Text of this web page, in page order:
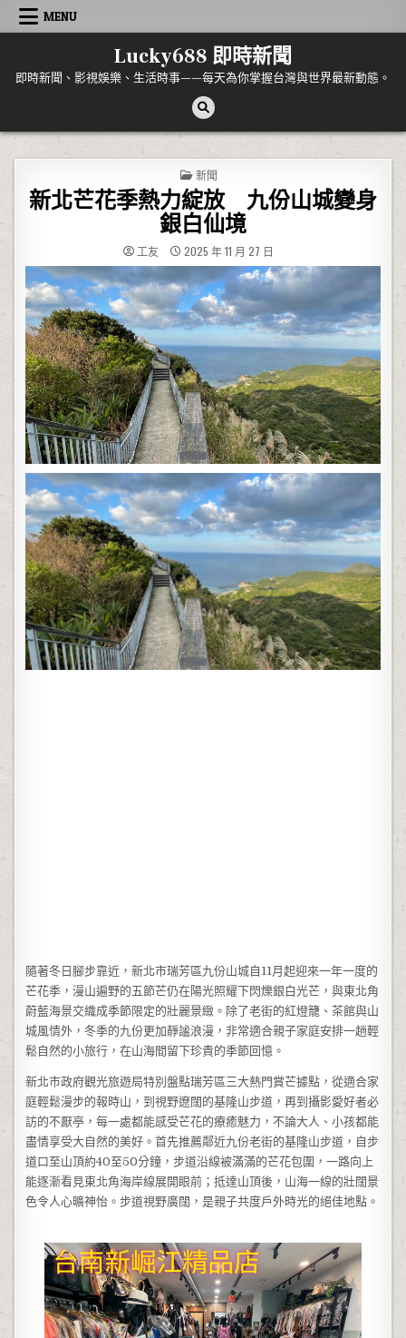
Skip to content
MENU
Lucky688 即時新聞
即時新聞、影視娛樂、生活時事——每天為你掌握台灣與世界最新動態。
POSTED IN
新聞
新北芒花季熱力綻放 九份山城變身
銀白仙境
工友 2025 年 11 月 27 日
隨著冬日腳步靠近，新北市瑞芳區九份山城自11月起迎來一年一度的
芒花季，漫山遍野的五節芒仍在陽光照耀下閃爍銀白光芒，與東北角
蔚藍海景交織成季節限定的壯麗景緻。除了老街的紅燈籠、茶館與山
城風情外，冬季的九份更加靜謐浪漫，非常適合親子家庭安排一趟輕
鬆自然的小旅行，在山海間留下珍貴的季節回憶。
新北市政府觀光旅遊局特別盤點瑞芳區三大熱門賞芒據點，從適合家
庭輕鬆漫步的報時山，到視野遼闊的基隆山步道，再到攝影愛好者必
訪的不厭亭，每一處都能感受芒花的療癒魅力，不論大人、小孩都能
盡情享受大自然的美好。首先推薦鄰近九份老街的基隆山步道，自步
道口至山頂約40至50分鐘，步道沿線被滿滿的芒花包圍，一路向上
能逐漸看見東北角海岸線展開眼前；抵達山頂後，山海一線的壯闊景
色令人心曠神怡。步道視野廣闊，是親子共度戶外時光的絕佳地點。